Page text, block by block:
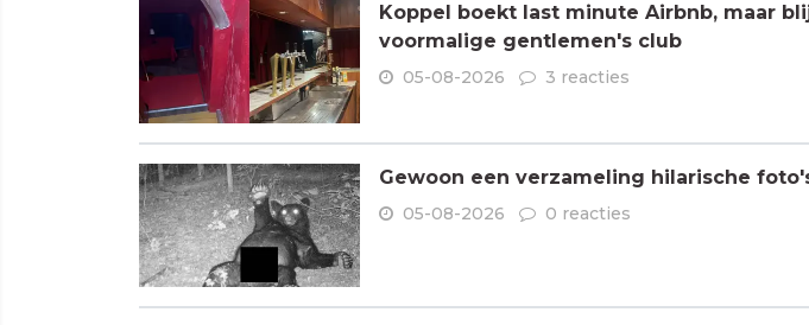
Koppel boekt last minute Airbnb, maar
voormalige gentlemen's club
05-08-2026 3 reacties
Gewoon een verzameling hilarische
05-08-2026 0 reacties